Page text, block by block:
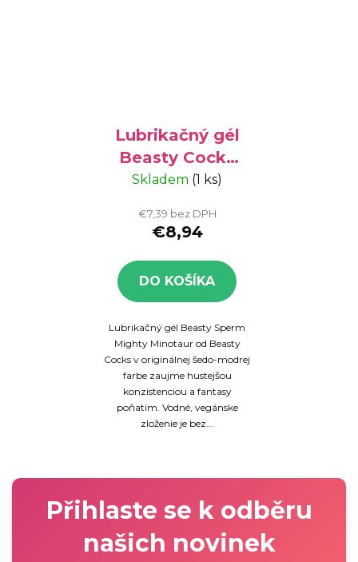
Lubrikačný gél
Beasty Cocks
Sperm 250 ml
Skladem (1 ks)
€7,39 bez DPH
€8,94
DO KOŠÍKA
Lubrikačný gél Beasty Sperm
Mighty Minotaur od Beasty
Cocks v originálnej šedo-modrej
farbe zaujme hustejšou
konzistenciou a fantasy
poňatím. Vodné, vegánske
zloženie je bez...
Přihlaste se k odběru
našich novinek